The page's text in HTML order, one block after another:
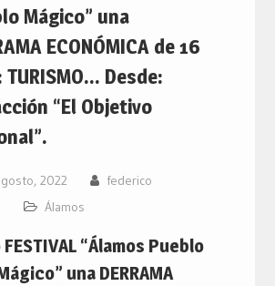
Mágico” una
ECONÓMICA de 16
TURISMO… Desde:
“El Objetivo
2022
federico
Álamos
“Álamos Pueblo
una DERRAMA